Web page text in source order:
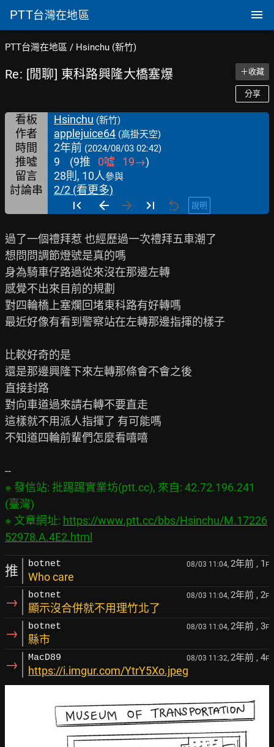
PTT台灣在地區
PTT台灣在地區 / Hsinchu (新竹)
Re: [閒聊] 東科路興隆大橋塞爆 ＋收藏
分享
看板 Hsinchu (新竹)
作者 applejuice64 (高掛天空)
時間 2年前 (2024/08/03 02:42)
推噓 9 (9推 0噓 19→)
留言
28則, 10人參與
討論串 2/2 (看更多)
說明
過了一個禮拜惹 也經歷過一次禮拜五車潮了
想問問調節燈號是真的嗎
身為騎車仔路過從來沒在那邊左轉
感覺不出來目前的規劃
對四輪橋上塞爛回堵東科路有好轉嗎
最近好像有看到警察站在左轉那邊指揮的樣子
比較好奇的是
還是那邊興隆下來左轉那條會不會之後
直接封路
對向車道過來請右轉不要直走
這樣就不用派人指揮了 有可能嗎
不知道四輪前輩們怎麼看嘻嘻
※ 發信站: 批踢踢實業坊(ptt.cc), 來自: 42.72.196.241
(臺灣)
※ 文章網址: https://www.ptt.cc/bbs/Hsinchu/M.17226
52978.A.4E2.html
推 botnet 08/03 11:04, 2年前 , 1 F
Who care
→ botnet 08/03 11:04, 2年前 , 2F
顯示沒合併就不用理竹北了
→ botnet 08/03 11:04, 2年前 , 3F
縣市
→ MacD89 08/03 11:32, 2年前 , 4F
https://i.imgur.com/YtrY5Xo.jpeg